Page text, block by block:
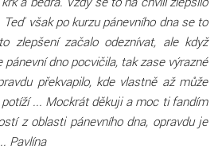
však po kurzu pánevního dna se to
zlepšení začalo odeznívat, ale když
dno pocvičila, tak zase výrazné
překvapilo, kde vlastně až může
... Mockrát děkuji a moc ti fandím
z oblasti pánevního dna, opravdu je
Pavlína